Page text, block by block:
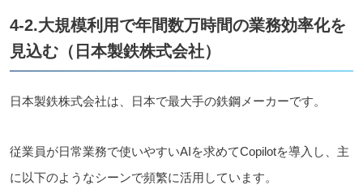
4-2.大規模利用で年間数万時間の業務効率化を
見込む（日本製鉄株式会社）
日本製鉄株式会社は、日本で最大手の鉄鋼メーカーです。
従業員が日常業務で使いやすいAIを求めてCopilotを導入し、主
に以下のようなシーンで頻繁に活用しています。